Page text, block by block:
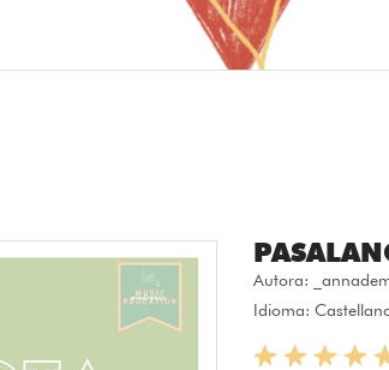
Autora:
Idioma: